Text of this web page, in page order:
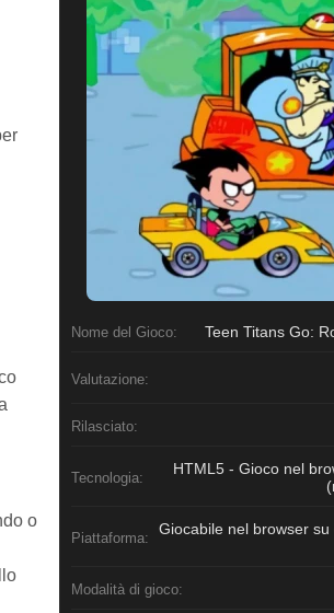
o
Nome del Gioco: Teen Titans Go:
Valutazione:
Rilasciato:
Tecnologia:
HTML5 - Gioco nel
Piattaforma:
Giocabile nel browser
Modalità di gioco: